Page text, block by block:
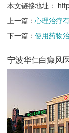
本文链接地址：
上一篇： 心理治疗
下一篇： 使用药物
宁波华仁白癜风